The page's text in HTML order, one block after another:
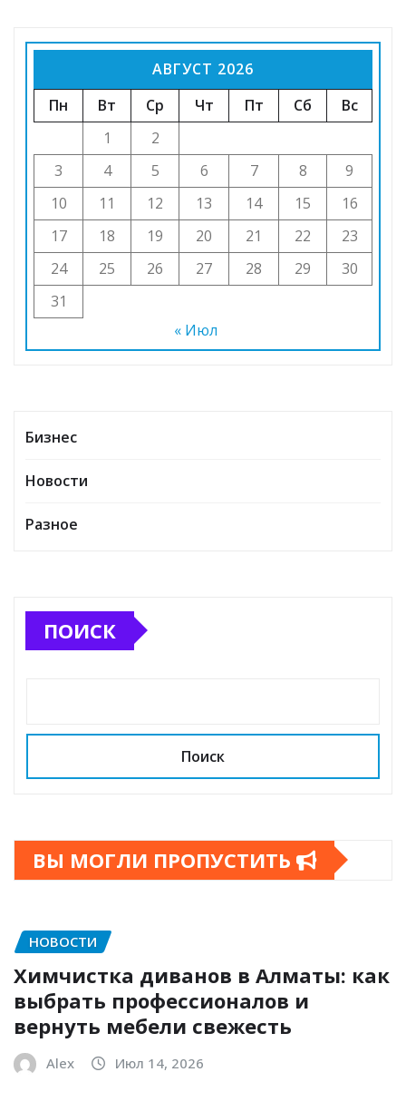
АВГУСТ 2026
Пн
Вт Ср Чт Пт Сб
Вс
1
2
3
4 5 6 7 8
9
10
11 12 13 14 15
16
17
18 19 20 21 22
23
24
25 26 27 28 29
30
31
« Июл
Бизнес
Новости
Разное
ПОИСК
Поиск
ВЫ МОГЛИ ПРОПУСТИТЬ
НОВОСТИ
Химчистка диванов в Алматы: как
выбрать профессионалов и
вернуть мебели свежесть
Alex Июл 14, 2026